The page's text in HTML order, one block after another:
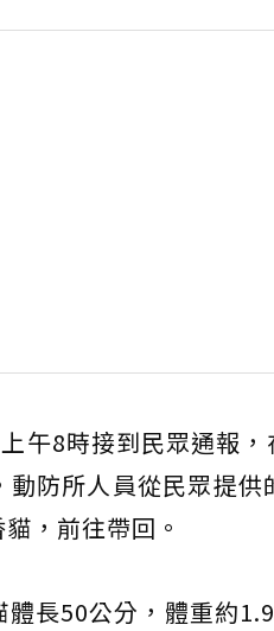
午8時接到民眾通報
動防所人員從民眾提
，前往帶回。
長50公分，體重約